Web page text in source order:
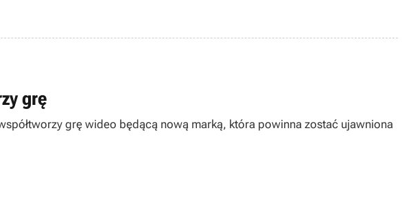
grę
grę wideo będącą nową marką, która powinna zostać ujawniona